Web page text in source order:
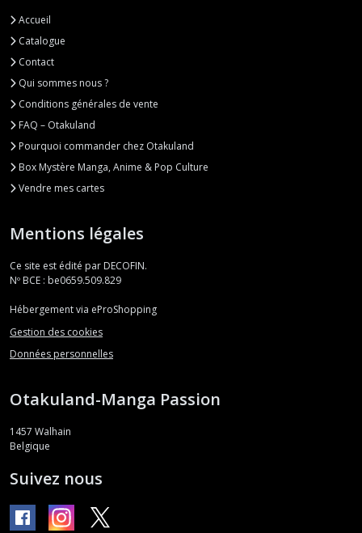
Accueil
Catalogue
Contact
Qui sommes nous ?
Conditions générales de vente
FAQ – Otakuland
Pourquoi commander chez Otakuland
Box Mystère Manga, Anime & Pop Culture
Vendre mes cartes
Mentions légales
Ce site est édité par DECOFIN.
Nº BCE : be0659.509.829
Hébergement via eProShopping
Gestion des cookies
Données personnelles
Otakuland-Manga Passion
1457 Walhain
Belgique
Suivez nous